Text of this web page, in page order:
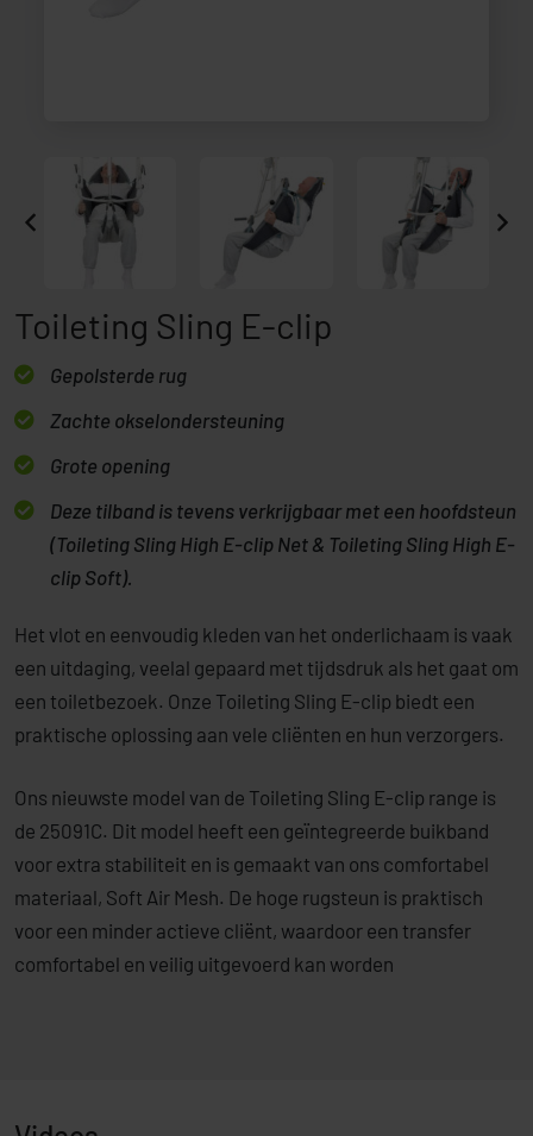
Toileting Sling E-clip
Gepolsterde rug
Zachte okselondersteuning
Grote opening
Deze tilband is tevens verkrijgbaar met een hoofdsteun
(Toileting Sling High E-clip Net & Toileting Sling High E-
clip Soft).
Het vlot en eenvoudig kleden van het onderlichaam is vaak
een uitdaging, veelal gepaard met tijdsdruk als het gaat om
een toiletbezoek. Onze Toileting Sling E-clip biedt een
praktische oplossing aan vele cliënten en hun verzorgers.
Ons nieuwste model van de Toileting Sling E-clip range is
de 25091C. Dit model heeft een geïntegreerde buikband
voor extra stabiliteit en is gemaakt van ons comfortabel
materiaal, Soft Air Mesh. De hoge rugsteun is praktisch
voor een minder actieve cliënt, waardoor een transfer
comfortabel en veilig uitgevoerd kan worden